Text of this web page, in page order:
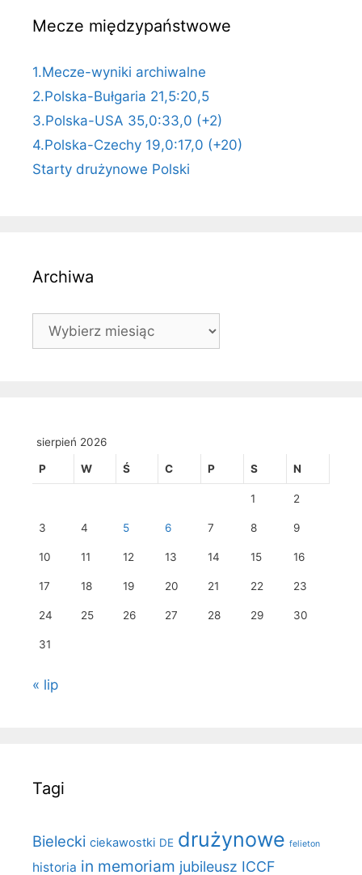
Mecze międzypaństwowe
1.Mecze-wyniki archiwalne
2.Polska-Bułgaria 21,5:20,5
3.Polska-USA 35,0:33,0 (+2)
4.Polska-Czechy 19,0:17,0 (+20)
Starty drużynowe Polski
Archiwa
Archiwa
sierpień 2026
P W Ś C P S N
1 2
3 4 5 6 7 8 9
10 11 12 13 14 15 16
17 18 19 20 21 22 23
24 25 26 27 28 29 30
31
« lip
Tagi
Bielecki ciekawostki DE drużynowe felieton
historia in memoriam jubileusz ICCF